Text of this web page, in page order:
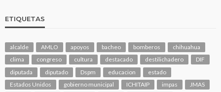
ETIQUETAS
alcalde AMLO apoyos bacheo bomberos
chihuahua
clima
congreso cultura destacado destilichadero
DIF
diputada
diputado Dspm educacion
estado
Estados Unidos
gobierno municipal ICHITAIP impas
JMAS